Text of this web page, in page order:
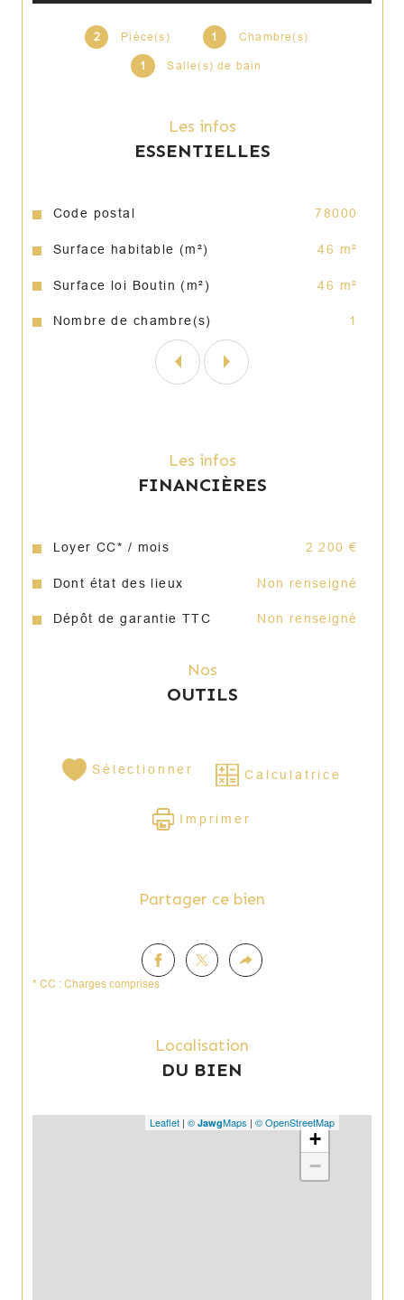
2 Pièce(s) 1 Chambre(s)
1 Salle(s) de bain
Les infos
ESSENTIELLES
Caractéristiques Valeurs
Code postal 78000
Surface habitable (m²) 46 m²
Surface loi Boutin (m²) 46 m²
Nombre de chambre(s) 1
Les infos
FINANCIÈRES
Loyer CC* / mois 2 200 €
Dont état des lieux Non renseigné
Dépôt de garantie TTC Non renseigné
Nos
OUTILS
Sélectionner Calculatrice
Imprimer
Partager ce bien
* CC : Charges comprises
Localisation
DU BIEN
+
−
Leaflet | © JawgMaps | © OpenStreetMap